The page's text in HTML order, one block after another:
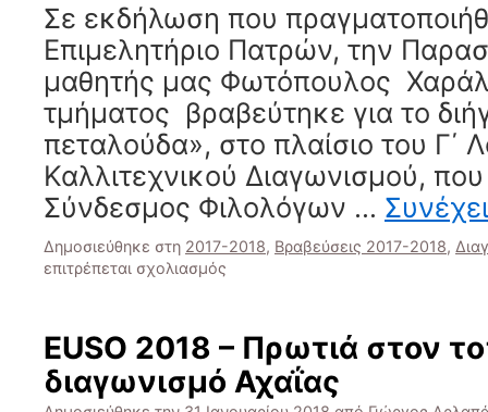
Σε εκδήλωση που
Επιμελητήριο Πατρών, την
μαθητής μας Φωτόπουλος
τμήματος βραβεύτηκε για το
πεταλούδα», στο πλαίσιο του Γ΄
Καλλιτεχνικού Διαγωνισμού,
Σύνδεσμος Φιλολόγων …
Δημοσιεύθηκε στη 2017-2018, Βραβεύσεις 2017-2018,
επιτρέπεται σχολιασμός
Διακρίσεις
στο
διαγωνισμό
του
EUSO 2018 – Πρωτιά στον
διαγωνισμό Αχαΐας